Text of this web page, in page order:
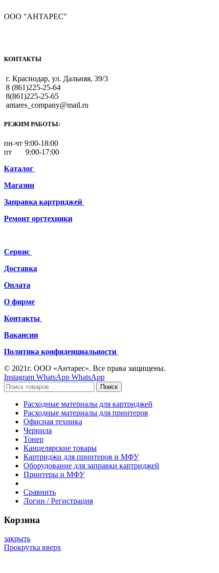
ООО "АНТАРЕС"
КОНТАКТЫ
г. Краснодар, ул. Дальняя, 39/3
8 (861)225-25-64
8(861)225-25-65
antares_company@mail.ru
РЕЖИМ РАБОТЫ:
пн-чт 9:00-18:00
пт 9:00-17:00
Каталог
Магазин
Заправка картриджей
Ремонт оргтехники
Сервис
Доставка
Оплата
О фирме
Контакты
Вакансии
Политика конфиденциальности
© 2021г. ООО «Антарес». Все права защищены.
Instagram WhatsApp WhatsApp
Поиск
Расходные материалы для картриджей
Расходные материалы для принтеров
Офисная техника
Чернила
Тонер
Канцелярские товары
Картриджи для принтеров и МФУ
Оборудование для заправки картриджей
Принтеры и МФУ
Сравнить
Логин / Регистрация
Корзина
закрыть
Прокрутка вверх